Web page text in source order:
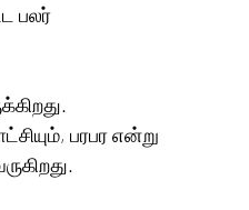
பலர்
பரபர என்று